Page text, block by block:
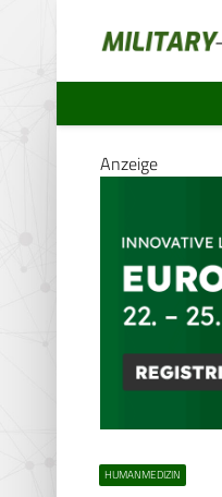
Anzeige
HUMANMEDIZIN